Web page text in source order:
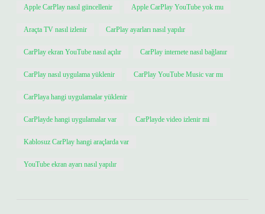
Apple CarPlay nasıl güncellenir Apple CarPlay YouTube yok mu
Araçta TV nasıl izlenir CarPlay ayarları nasıl yapılır
CarPlay ekran YouTube nasıl açılır CarPlay internete nasıl bağlanır
CarPlay nasıl uygulama yüklenir CarPlay YouTube Music var mı
CarPlaya hangi uygulamalar yüklenir
CarPlayde hangi uygulamalar var CarPlayde video izlenir mi
Kablosuz CarPlay hangi araçlarda var
YouTube ekran ayarı nasıl yapılır